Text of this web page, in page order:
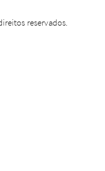
reservados.